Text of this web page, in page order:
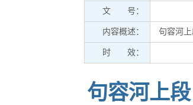
文 号：
内容概述： 句容河
时 效：
句容河上